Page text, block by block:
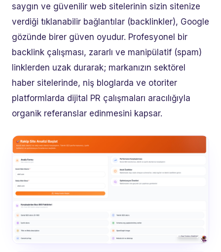
saygın ve güvenilir web sitelerinin sizin sitenize
verdiği tıklanabilir bağlantılar (backlinkler), Google
gözünde birer güven oyudur. Profesyonel bir
backlink çalışması, zararlı ve manipülatif (spam)
linklerden uzak durarak; markanızın sektörel
haber sitelerinde, niş bloglarda ve otoriter
platformlarda dijital PR çalışmaları aracılığıyla
organik referanslar edinmesini kapsar.